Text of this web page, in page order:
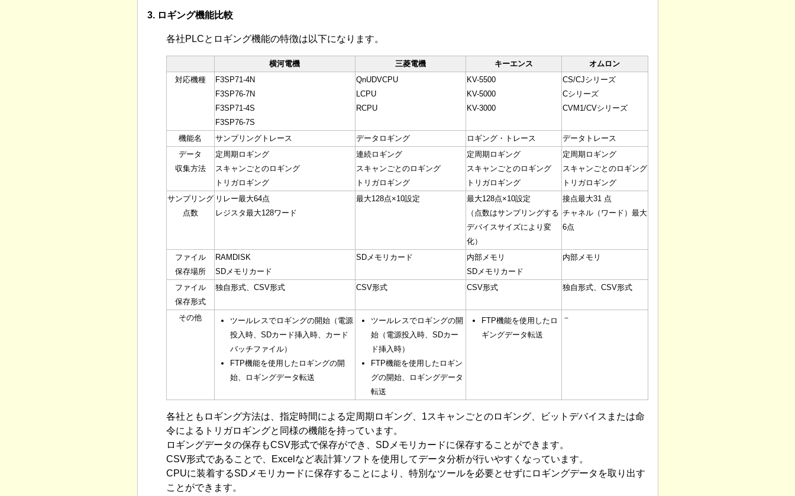
3. ロギング機能比較
各社PLCとロギング機能の特徴は以下になります。
横河電機 三菱電機 キーエンス
オムロン
対応機種
F3SP71-4N
F3SP76-7N
F3SP71-4S
F3SP76-7S
QnUDVCPU
LCPU
RCPU
KV-5500
KV-5000
KV-3000
CS/CJシリーズ
Cシリーズ
CVM1/CVシリーズ
機能名 サンプリングトレース データロギング ロギング・トレース
データトレース
データ
収集方法
定周期ロギング
スキャンごとのロギング
トリガロギング
連続ロギング
スキャンごとのロギング
トリガロギング
定周期ロギング
スキャンごとのロギング
トリガロギング
定周期ロギング
スキャンごとのロギング
トリガロギング
サンプリング
点数
リレー最大64点
レジスタ最大128ワード
最大128点×10設定
最大128点×10設定
（点数はサンプリングする
デバイスサイズにより変
化）
接点最大31 点
チャネル（ワード）最大
6点
ファイル
保存場所
RAMDISK
SDメモリカード
SDメモリカード
内部メモリ
SDメモリカード
内部メモリ
ファイル
保存形式
独自形式、CSV形式 CSV形式 CSV形式 独自形式、CSV形式
その他
ツールレスでロギングの開始（電源
投入時、SDカード挿入時、カード
バッチファイル）
FTP機能を使用したロギングの開
始、ロギングデータ転送
ツールレスでロギングの開
始（電源投入時、SDカー
ド挿入時）
FTP機能を使用したロギン
グの開始、ロギングデータ
転送
FTP機能を使用したロ
ギングデータ転送
－
各社ともロギング方法は、指定時間による定周期ロギング、1スキャンごとのロギング、ビットデバイスまたは命
令によるトリガロギングと同様の機能を持っています。
ロギングデータの保存もCSV形式で保存ができ、SDメモリカードに保存することができます。
CSV形式であることで、Excelなど表計算ソフトを使用してデータ分析が行いやすくなっています。
CPUに装着するSDメモリカードに保存することにより、特別なツールを必要とせずにロギングデータを取り出す
ことができます。